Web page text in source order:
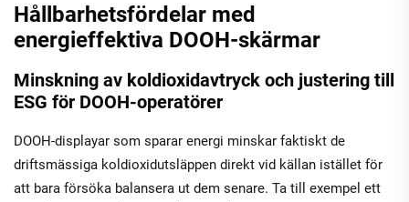
Hållbarhetsfördelar med
energieffektiva DOOH-skärmar
Minskning av koldioxidavtryck och justering till
ESG för DOOH-operatörer
DOOH-displayar som sparar energi minskar faktiskt de
driftsmässiga koldioxidutsläppen direkt vid källan istället för
att bara försöka balansera ut dem senare. Ta till exempel ett